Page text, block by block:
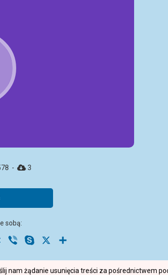
- 3
sobą:
VK Viber Skype
nam żądanie usunięcia treści za pośrednictwem